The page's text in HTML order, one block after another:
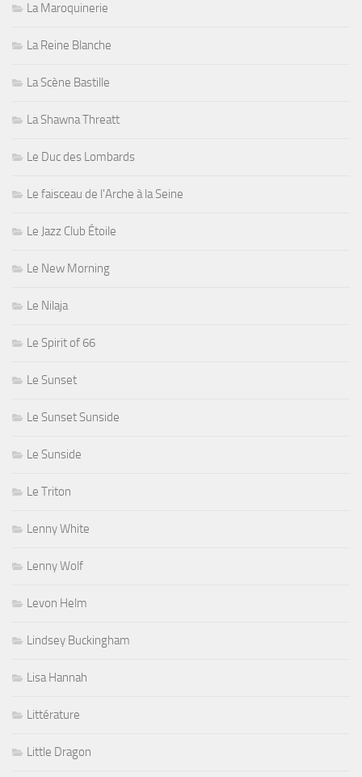
La Maroquinerie
La Reine Blanche
La Scène Bastille
La Shawna Threatt
Le Duc des Lombards
Le faisceau de l'Arche à la Seine
Le Jazz Club Étoile
Le New Morning
Le Nilaja
Le Spirit of 66
Le Sunset
Le Sunset Sunside
Le Sunside
Le Triton
Lenny White
Lenny Wolf
Levon Helm
Lindsey Buckingham
Lisa Hannah
Littérature
Little Dragon